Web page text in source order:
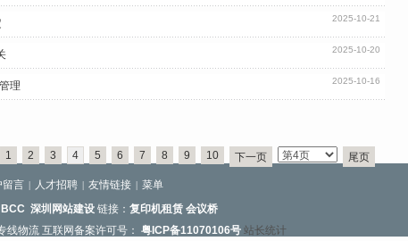
2025-10-21
2025-10-20
理 2025-10-16
1 2 3 4 5 6 7 8 9 10 下一页 尾页
留言 | 人才招聘 | 友情链接 | 菜单
|BCC 深圳网站建设 链接： 复印机租赁 会议桥
线物流 互联网备案许可号： 粤ICP备11070106号 站长统计